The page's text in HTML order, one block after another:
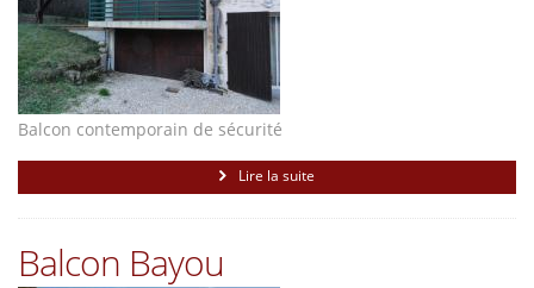
Balcon contemporain de sécurité
Lire la suite
Balcon Bayou